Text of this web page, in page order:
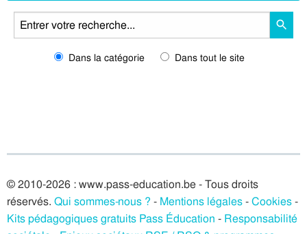
Dans la catégorie Dans tout le site
© 2010-2026 : www.pass-education.be - Tous droits
réservés. Qui sommes-nous ? - Mentions légales-Cookies-
Kits pédagogiques gratuits Pass Éducation - Responsabilité